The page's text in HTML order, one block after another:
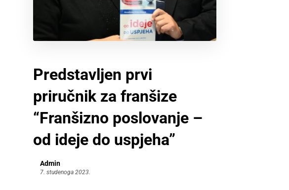
Predstavljen prvi
priručnik za franšize
“Franšizno poslovanje –
od ideje do uspjeha”
Admin
7. studenoga 2023.